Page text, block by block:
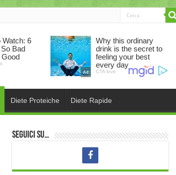
Diete Proteiche Diete Rapide
Seguici su…